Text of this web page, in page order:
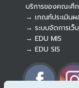
บริการของคณะศึ
→ เกณฑ์ประเมินผ
→ ระบบจัดการเว็
→ EDU MIS
→ EDU SIS